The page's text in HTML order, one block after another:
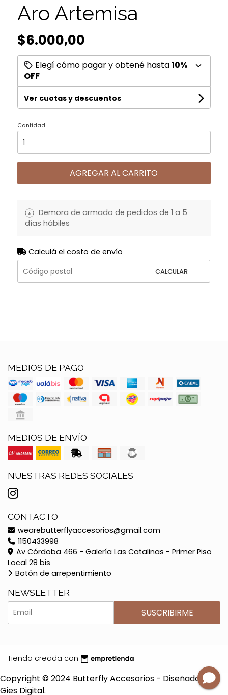
Aro Artemisa
$6.000,00
Elegí cómo pagar y obtené hasta10%
OFF
Ver cuotas y descuentos
Cantidad
AGREGAR AL CARRITO
Demora de armado de pedidos de 1 a 5
días hábiles
Calculá el costo de envío
CALCULAR
MEDIOS DE PAGO
MEDIOS DE ENVÍO
NUESTRAS REDES SOCIALES
CONTACTO
wearebutterflyaccesorios@gmail.com
1150433998
Av Córdoba 466 - Galería Las Catalinas - Primer Piso
Local 28 bis
Botón de arrepentimiento
NEWSLETTER
SUSCRIBIRME
Tienda creada con
Copyright © 2024 Butterfly Accesorios - Diseñado por
Gies Digital.